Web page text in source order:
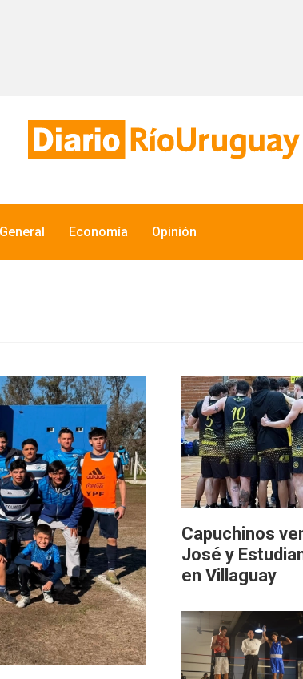
Economía Opinión
Capuchinos
José y
en Villaguay